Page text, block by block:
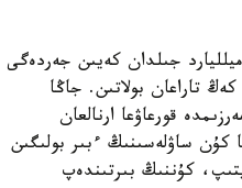
جىلدان كەيىن جەردەگى
تاراعان بولاتىن. جاڭا
قورعاۋعا ارنالعان
كۇن ساۋلەسىنىڭ ءبىر بولىگىن
كۇننىڭ بىرتىندەپ